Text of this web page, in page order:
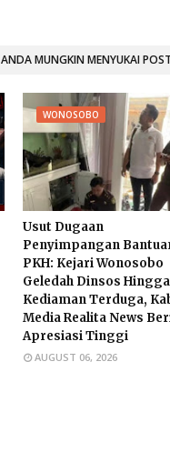
ANDA MUNGKIN MENYUKAI
WONOSOBO
Usut Dugaan
Penyimpangan
PKH: Kejari Wonosobo
Geledah Dinsos Hingga
Kediaman Terduga,
Media Realita News
Apresiasi Tinggi
AUGUST 06, 2026